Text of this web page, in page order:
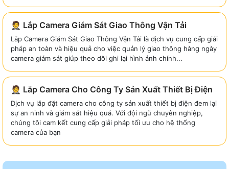
🤵 Lắp Camera Giám Sát Giao Thông Vận Tải
Lắp Camera Giám Sát Giao Thông Vận Tải là dịch vụ cung cấp giải
pháp an toàn và hiệu quả cho việc quản lý giao thông hàng ngày
camera giám sát giúp theo dõi ghi lại hình ảnh chính...
🤵 Lắp Camera Cho Công Ty Sản Xuất Thiết Bị Điện
Dịch vụ lắp đặt camera cho công ty sản xuất thiết bị điện đem lại
sự an ninh và giám sát hiệu quả. Với đội ngũ chuyên nghiệp,
chúng tôi cam kết cung cấp giải pháp tối ưu cho hệ thống
camera của bạn